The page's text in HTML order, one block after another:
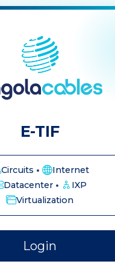
E-TIF
Circuits •
Internet
Datacenter •
IXP
Virtualization
Login